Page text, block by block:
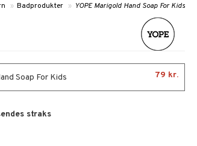
» Badprodukter » YOPE Marigold Hand Soap For Kids
Soap For Kids 79 kr.
straks